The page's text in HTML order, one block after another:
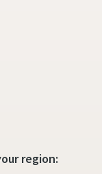
region: